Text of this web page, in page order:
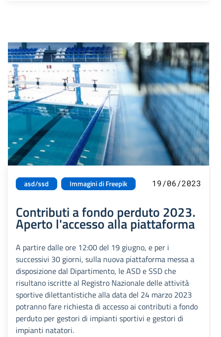
asd/ssd Immagini di Freepik 19/06/2023
Contributi a fondo perduto 2023.
Aperto l'accesso alla piattaforma
A partire dalle ore 12:00 del 19 giugno, e per i
successivi 30 giorni, sulla nuova piattaforma messa a
disposizione dal Dipartimento, le ASD e SSD che
risultano iscritte al Registro Nazionale delle attività
sportive dilettantistiche alla data del 24 marzo 2023
potranno fare richiesta di accesso ai contributi a fondo
perduto per gestori di impianti sportivi e gestori di
impianti natatori.